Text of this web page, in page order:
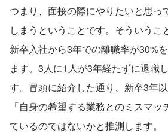
つまり、面接の際にやりたいと思っ
しまうということです。そういうこ
新卒入社から3年での離職率が30%
ます。3人に1人が3年経たずに退職
す。冒頭に紹介した通り、新卒3年
「自身の希望する業務とのミスマ
ているのではないかと推測します。